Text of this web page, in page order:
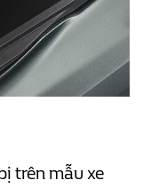
trên mẫu xe